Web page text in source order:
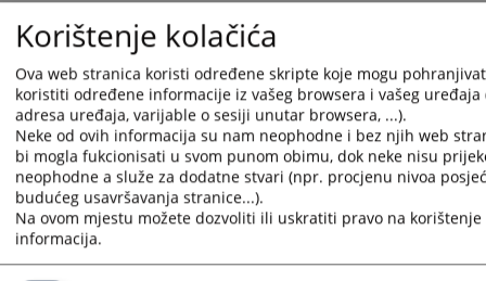
923PREGLEDA
Korištenje kolačića
Ova web stranica koristi određene skripte koje mogu
koristiti određene informacije iz vašeg browsera i vašeg uređaja
adresa uređaja, varijable o sesiji unutar browsera, ...).
Neke od ovih informacija su nam neophodne i bez njih web
bi mogla fukcionisati u svom punom obimu, dok neke nisu
neophodne a služe za dodatne stvari (npr. procjenu nivoa
budućeg usavršavanja stranice...).
Na ovom mjestu možete dozvoliti ili uskratiti pravo na
informacija.